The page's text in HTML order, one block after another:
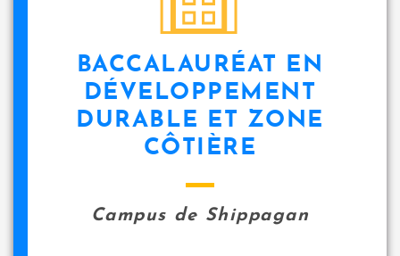
BACCALAURÉAT EN
DÉVELOPPEMENT
DURABLE ET ZONE
CÔTIÈRE
Campus de Shippagan